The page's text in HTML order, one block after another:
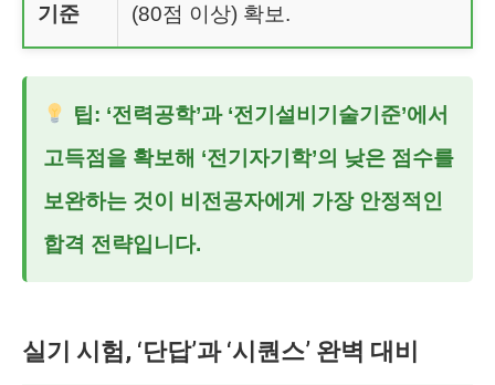
기준
(80점 이상) 확보.
팁: ‘전력공학’과 ‘전기설비기술기준’에서
고득점을 확보해 ‘전기자기학’의 낮은 점수를
보완하는 것이 비전공자에게 가장 안정적인
합격 전략입니다.
실기 시험, ‘단답’과 ‘시퀀스’ 완벽 대비